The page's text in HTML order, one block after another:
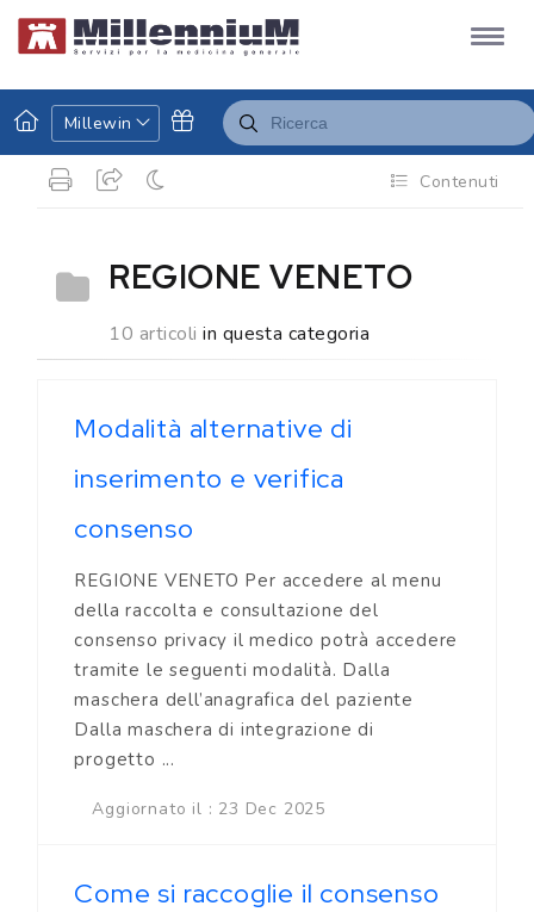
Millewin
Contenuti
REGIONE VENETO
10 articoliin questa categoria
Modalità alternative di
inserimento e verifica
consenso
REGIONE VENETO Per accedere al menu
della raccolta e consultazione del
consenso privacy il medico potrà accedere
tramite le seguenti modalità. Dalla
maschera dell’anagrafica del paziente
Dalla maschera di integrazione di
progetto ...
Aggiornato il : 23 Dec 2025
Come si raccoglie il consenso